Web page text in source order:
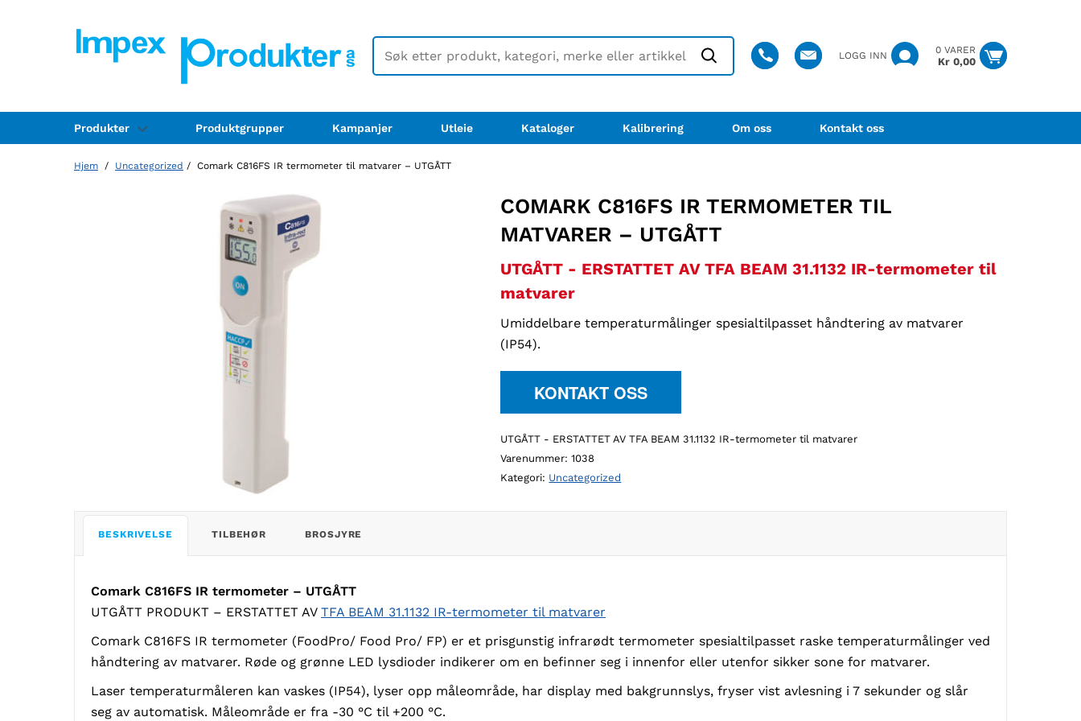
LOGG INN
0 VARER
Kr0,00
Produkter Produktgrupper Kampanjer Utleie Kataloger Kalibrering Om oss Kontakt oss
Hjem / Uncategorized / Comark C816FS IR termometer til matvarer – UTGÅTT
COMARK C816FS IR TERMOMETER TIL
MATVARER – UTGÅTT
UTGÅTT - ERSTATTET AV TFA BEAM 31.1132 IR-termometer til
matvarer
Umiddelbare temperaturmålinger spesialtilpasset håndtering av matvarer
(IP54).
KONTAKT OSS
UTGÅTT - ERSTATTET AV TFA BEAM 31.1132 IR-termometer til matvarer
Varenummer:1038
Kategori: Uncategorized
BESKRIVELSE TILBEHØR BROSJYRE
Comark C816FS IR termometer – UTGÅTT
UTGÅTT PRODUKT – ERSTATTET AV TFA BEAM 31.1132 IR-termometer til matvarer
Comark C816FS IR termometer (FoodPro/ Food Pro/ FP) er et prisgunstig infrarødt termometer spesialtilpasset raske temperaturmålinger ved
håndtering av matvarer. Røde og grønne LED lysdioder indikerer om en befinner seg i innenfor eller utenfor sikker sone for matvarer.
Laser temperaturmåleren kan vaskes (IP54), lyser opp måleområde, har display med bakgrunnslys, fryser vist avlesning i 7 sekunder og slår
seg av automatisk. Måleområde er fra -30 °C til +200 °C.